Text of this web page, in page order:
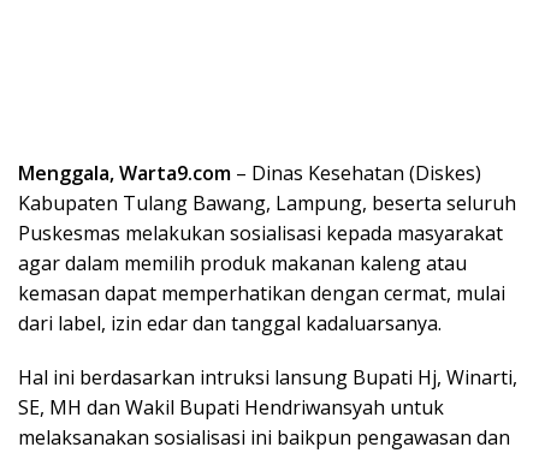
Menggala, Warta9.com – Dinas Kesehatan (Diskes)
Kabupaten Tulang Bawang, Lampung, beserta seluruh
Puskesmas melakukan sosialisasi kepada masyarakat
agar dalam memilih produk makanan kaleng atau
kemasan dapat memperhatikan dengan cermat, mulai
dari label, izin edar dan tanggal kadaluarsanya.
Hal ini berdasarkan intruksi lansung Bupati Hj, Winarti,
SE, MH dan Wakil Bupati Hendriwansyah untuk
melaksanakan sosialisasi ini baikpun pengawasan dan